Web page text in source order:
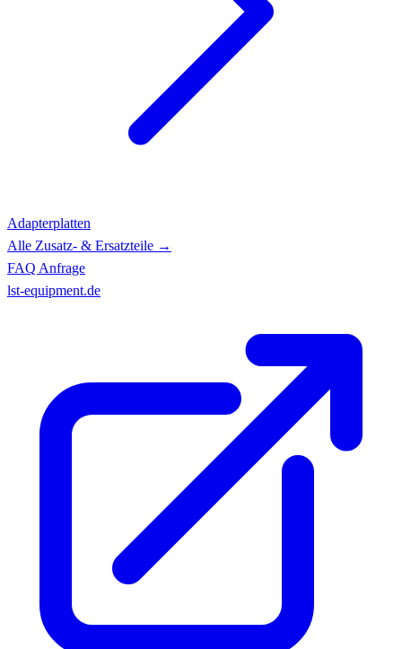
Adapterplatten
Alle Zusatz- & Ersatzteile →
FAQ Anfrage
lst-equipment.de